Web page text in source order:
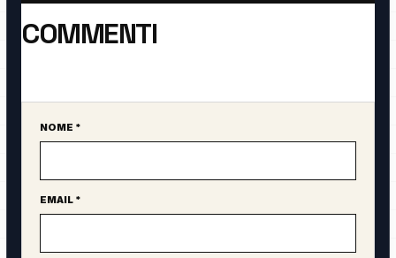
COMMENTI
Sito web
NOME *
EMAIL *